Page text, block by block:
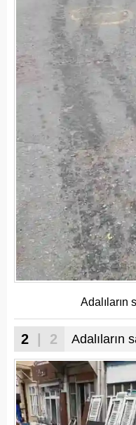
Adalıların
2 | 2 Adalıların